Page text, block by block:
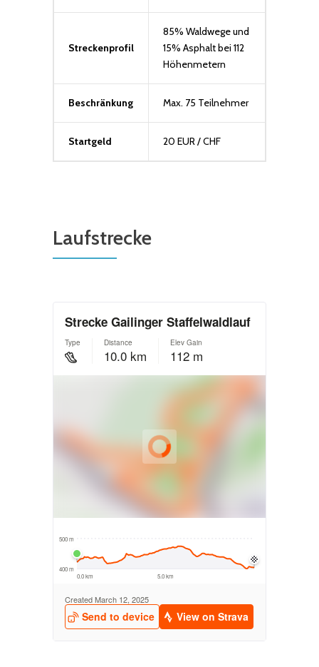
Streckenprofil
85% Waldwege und
15% Asphalt bei 112
Höhenmetern
Beschränkung Max. 75 Teilnehmer
Startgeld 20 EUR / CHF
Laufstrecke